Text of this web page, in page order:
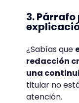
3.
¿Sabías que
redacción
una
titular no
atención.